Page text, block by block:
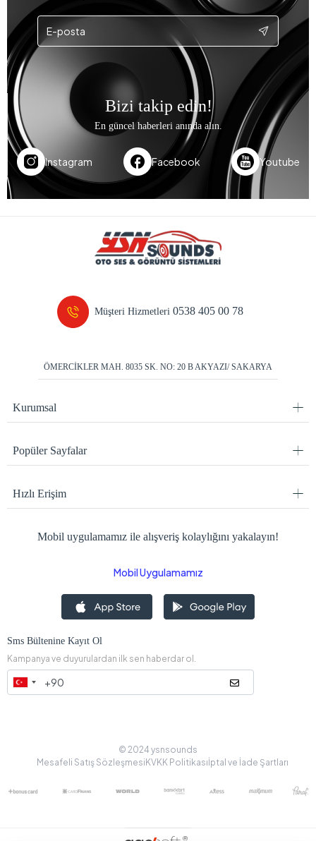
Bizi takip edin!
En güncel haberleri anında alın.
Instagram Facebook Youtube
Müşteri Hizmetleri0538 405 00 78
ÖMERCİKLER MAH. 8035 SK. NO: 20 B AKYAZI/ SAKARYA
Kurumsal
Popüler Sayfalar
Hızlı Erişim
Mobil uygulamamız ile alışveriş kolaylığını yakalayın!
Mobil Uygulamamız
Sms Bültenine Kayıt Ol
Kampanya ve duyurulardan ilk sen haberdar ol.
© 2024 ysnsounds
Mesafeli Satış SözleşmesiKVKK Politikasıİptal ve İade Şartları